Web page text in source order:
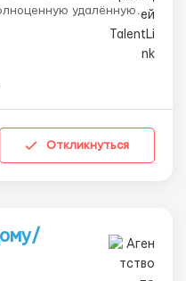
ты будешь
лёгкие задачи
Откликнуться